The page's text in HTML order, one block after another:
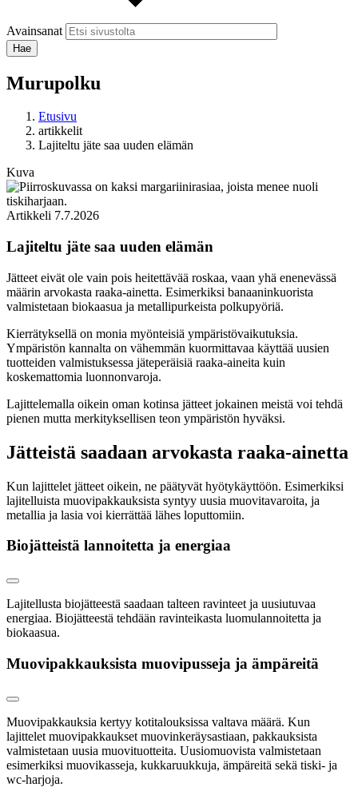
Avainsanat
Murupolku
Etusivu
artikkelit
Lajiteltu jäte saa uuden elämän
Kuva
Artikkeli 7.7.2026
Lajiteltu jäte saa uuden elämän
Jätteet eivät ole vain pois heitettävää roskaa, vaan yhä enenevässä
määrin arvokasta raaka-ainetta. Esimerkiksi banaaninkuorista
valmistetaan biokaasua ja metallipurkeista polkupyöriä.
Kierrätyksellä on monia myönteisiä ympäristövaikutuksia.
Ympäristön kannalta on vähemmän kuormittavaa käyttää uusien
tuotteiden valmistuksessa jäteperäisiä raaka-aineita kuin
koskemattomia luonnonvaroja.
Lajittelemalla oikein oman kotinsa jätteet jokainen meistä voi tehdä
pienen mutta merkityksellisen teon ympäristön hyväksi.
Jätteistä saadaan arvokasta raaka-ainetta
Kun lajittelet jätteet oikein, ne päätyvät hyötykäyttöön. Esimerkiksi
lajitelluista muovipakkauksista syntyy uusia muovitavaroita, ja
metallia ja lasia voi kierrättää lähes loputtomiin.
Biojätteistä lannoitetta ja energiaa
Lajitellusta biojätteestä saadaan talteen ravinteet ja uusiutuvaa
energiaa. Biojätteestä tehdään ravinteikasta luomulannoitetta ja
biokaasua.
Muovipakkauksista muovipusseja ja ämpäreitä
Muovipakkauksia kertyy kotitalouksissa valtava määrä. Kun
lajittelet muovipakkaukset muovinkeräysastiaan, pakkauksista
valmistetaan uusia muovituotteita. Uusiomuovista valmistetaan
esimerkiksi muovikasseja, kukkaruukkuja, ämpäreitä sekä tiski- ja
wc-harjoja.